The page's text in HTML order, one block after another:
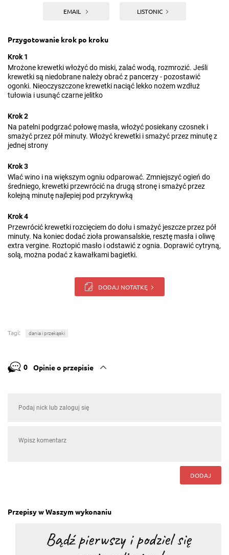
EMAIL LISTONIC
Przygotowanie krok po kroku
Krok 1
Mrożone krewetki włożyć do miski, zalać wodą, rozmrozić. Jeśli
krewetki są niedobrane należy obrać z pancerzy - pozostawić
ogonki. Nieoczyszczone krewetki naciąć lekko nożem wzdłuż
tułowia i usunąć czarne jelitko
Krok 2
Na patelni podgrzać połowę masła, włożyć posiekany czosnek i
smażyć przez pół minuty. Włożyć krewetki i smażyć przez minutę z
jednej strony
Krok 3
Wlać wino i na większym ogniu odparować. Zmniejszyć ogień do
średniego, krewetki przewrócić na drugą stronę i smażyć przez
kolejną minutę najlepiej pod przykrywką
Krok 4
Przewrócić krewetki rozcięciem do dołu i smażyć jeszcze przez pół
minuty. Na koniec dodać zioła prowansalskie, resztę masła i oliwę
extra vergine. Roztopić masło i odstawić z ognia. Doprawić cytryną,
solą, można podać z kawałkami bagietki.
DODAJ NOTATKĘ
Tagi: dania i przekąski
0 Opinie o przepisie
DODAJ
Przepisy w Waszym wykonaniu